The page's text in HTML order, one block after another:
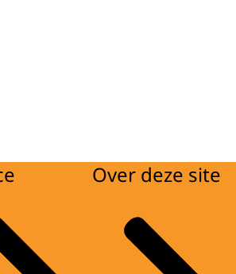
Over deze site